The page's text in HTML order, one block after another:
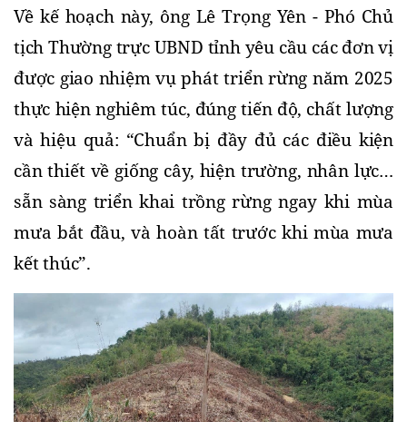
Về kế hoạch này, ông Lê Trọng Yên - Phó Chủ
tịch Thường trực UBND tỉnh yêu cầu các đơn vị
được giao nhiệm vụ phát triển rừng năm 2025
thực hiện nghiêm túc, đúng tiến độ, chất lượng
và hiệu quả: “Chuẩn bị đầy đủ các điều kiện
cần thiết về giống cây, hiện trường, nhân lực…
sẵn sàng triển khai trồng rừng ngay khi mùa
mưa bắt đầu, và hoàn tất trước khi mùa mưa
kết thúc”.